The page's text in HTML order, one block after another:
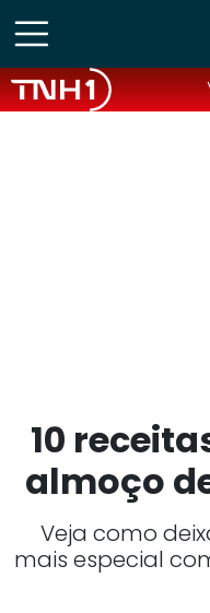
10
almoço
Veja como
mais especial